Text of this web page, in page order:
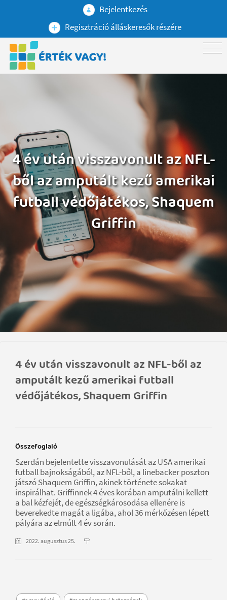
Bejelentkezés
Regisztráció álláskeresők részére
4 év után visszavonult az NFL-
ből az amputált kezű amerikai
futball védőjátékos, Shaquem
Griffin
4 év után visszavonult az NFL-ből az
amputált kezű amerikai futball
védőjátékos, Shaquem Griffin
Összefoglaló
Szerdán bejelentette visszavonulását az USA amerikai
futball bajnokságából, az NFL-ből, a linebacker poszton
játszó Shaquem Griffin, akinek története sokakat
inspirálhat. Griffinnek 4 éves korában amputálni kellett
a bal kézfejét, de egészségkárosodása ellenére is
beverekedte magát a ligába, ahol 36 mérkőzésen lépett
pályára az elmúlt 4 év során.
2022. augusztus 25.